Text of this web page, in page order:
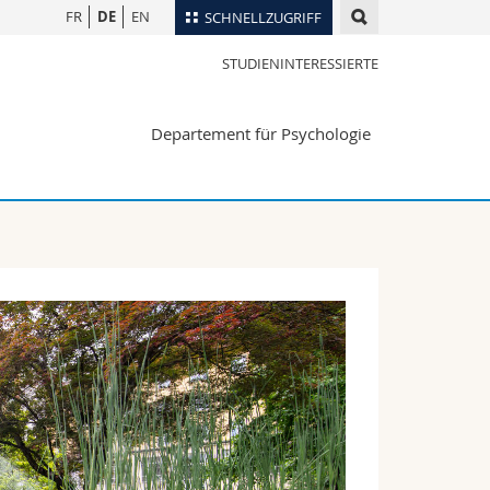
SCHNELLZUGRIFF
Bibliotheken
Vorlesungsverzeichnis
FR DE EN
STUDIENINTERESSIERTE
Departement für Psychologie